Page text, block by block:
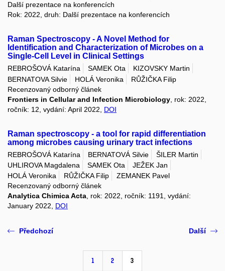
Další prezentace na konferencích
Rok: 2022, druh: Další prezentace na konferencích
Raman Spectroscopy - A Novel Method for
Identification and Characterization of Microbes on a
Single-Cell Level in Clinical Settings
REBROŠOVÁ Katarína SAMEK Ota
KIZOVSKY Martin
BERNATOVA Silvie
HOLÁ Veronika
RŮŽIČKA Filip
Recenzovaný odborný článek
Frontiers in Cellular and Infection Microbiology , rok: 2022,
ročník: 12, vydání: April 2022, DOI
Raman spectroscopy - a tool for rapid differentiation
among microbes causing urinary tract infections
REBROŠOVÁ Katarína BERNATOVÁ Silvie
ŠILER Martin
UHLIROVA Magdalena
SAMEK Ota
JEŽEK Jan
HOLÁ Veronika
RŮŽIČKA Filip
ZEMANEK Pavel
Recenzovaný odborný článek
Analytica Chimica Acta, rok: 2022, ročník: 1191, vydání:
January 2022, DOI
Předchozí
1 2 3
Další